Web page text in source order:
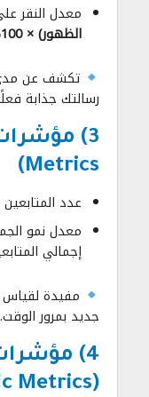
معدل النقر
الظهور) × 100%
تكشف عن مدى
رسالتك جذابة
Metrics)
عدد
معدل نمو
إجمالي
مفيدة
جديد بمرور الوقت.
4)
(Traffic Metrics)